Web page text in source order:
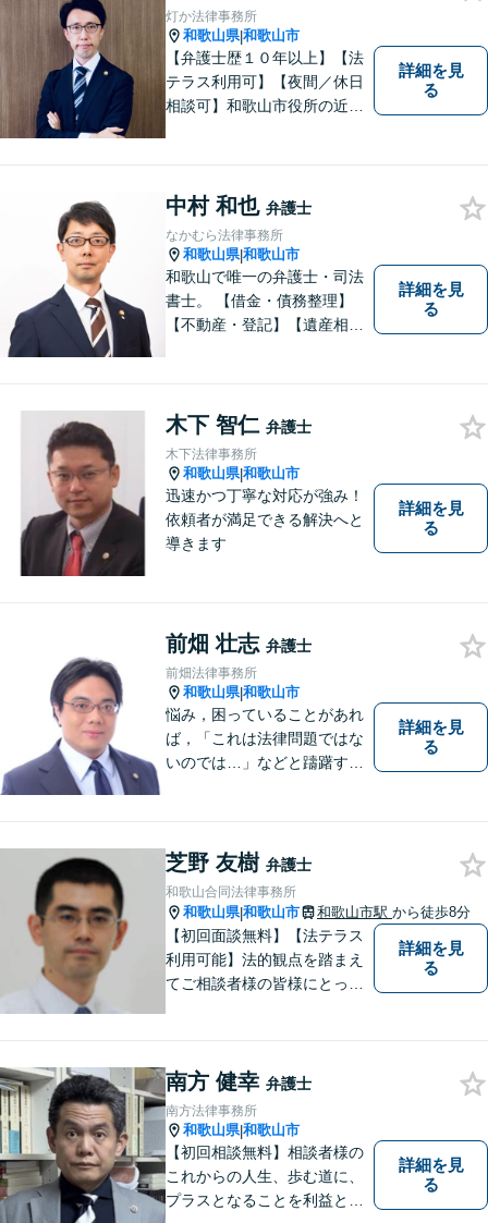
灯か法律事務所
和歌山県|和歌山市
【弁護士歴１０年以上】【法
テラス利用可】【夜間／休日
相談可】和歌山市役所の近
相談ください。あなたの灯り
となれるよう誠心誠意努めま
す。
詳細を見
る
中村 和也 弁護士
なかむら法律事務所
和歌山県|和歌山市
和歌山で唯一の弁護士・司法
書士。 【借金・債務整理】
【不動産・登記】【遺産相
詳細を見
る
木下 智仁 弁護士
木下法律事務所
和歌山県|和歌山市
迅速かつ丁寧な対応が強み！
依頼者が満足できる解決へと
導きます
詳細を見
る
前畑 壮志 弁護士
前畑法律事務所
和歌山県|和歌山市
悩み，困っていることがあれ
ば，「これは法律問題ではな
いのでは…」などと躊躇する
おります。弁護士前畑壮志は
全力で，最善の答えを探せる
ようお手伝いいたします。
詳細を見
る
芝野 友樹 弁護士
和歌山合同法律事務所
和歌山県|和歌山市 和歌山市駅 から徒歩8分
【初回面談無料】【法テラス
利用可能】法的観点を踏まえ
てご相談者様の皆様にとって
【当日／夜間／応相談】お悩
み事がございましたら、お気
軽にご相談下さい。
詳細を見
る
南方 健幸 弁護士
南方法律事務所
和歌山県|和歌山市
【初回相談無料】相談者様の
これからの人生、歩む道に、
プラスとなることを利益と考
詳細を見
る